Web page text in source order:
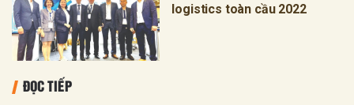
logistics toàn cầu 2022
ĐỌC TIẾP